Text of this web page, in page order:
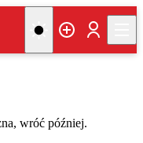
wróć później.